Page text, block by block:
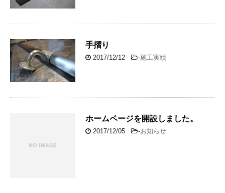
手摺り
2017/12/12 -施工実績
ホームページを開設しました。
2017/12/05 -お知らせ